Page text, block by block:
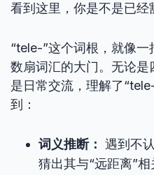
看到这里，你是不是已经
“tele-”这个词根，就像
数扇词汇的大门。无论
是日常交流，理解了
到：
词义推断： 遇到不
猜出其与“远距离”